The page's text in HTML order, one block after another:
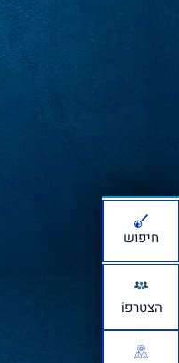
חיפוש
הצטרפi